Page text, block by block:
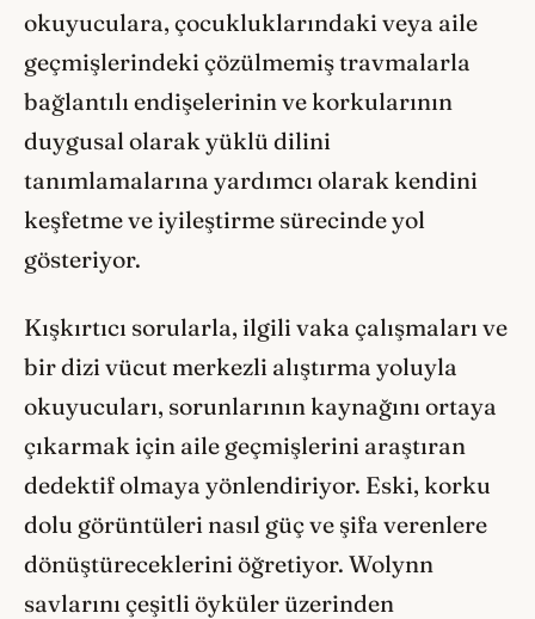
okuyuculara, çocukluklarındaki veya aile
geçmişlerindeki çözülmemiş travmalarla
bağlantılı endişelerinin ve korkularının
duygusal olarak yüklü dilini
tanımlamalarına yardımcı olarak kendini
keşfetme ve iyileştirme sürecinde yol
gösteriyor.
Kışkırtıcı sorularla, ilgili vaka çalışmaları ve
bir dizi vücut merkezli alıştırma yoluyla
okuyucuları, sorunlarının kaynağını ortaya
çıkarmak için aile geçmişlerini araştıran
dedektif olmaya yönlendiriyor. Eski, korku
dolu görüntüleri nasıl güç ve şifa verenlere
dönüştüreceklerini öğretiyor. Wolynn
savlarını çeşitli öyküler üzerinden